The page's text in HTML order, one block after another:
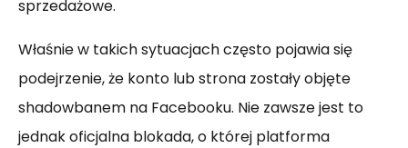
sprzedażowe.
Właśnie w takich sytuacjach często pojawia się
podejrzenie, że konto lub strona zostały objęte
shadowbanem na Facebooku. Nie zawsze jest to
jednak oficjalna blokada, o której platforma